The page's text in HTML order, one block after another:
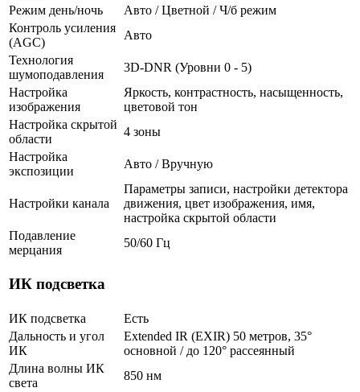
Режим день/ночь
Авто / Цветной / Ч/б режим
Контроль усиления
(AGC)
Авто
Технология
шумоподавления
3D-DNR (Уровни 0 - 5)
Настройка
изображения
Яркость, контрастность, насыщенность,
цветовой тон
Настройка скрытой
области
4 зоны
Настройка
экспозиции
Авто / Вручную
Настройки канала
Параметры записи, настройки детектора
движения, цвет изображения, имя,
настройка скрытой области
Подавление
мерцания
50/60 Гц
ИК подсветка
ИК подсветка
Есть
Дальность и угол
ИК
Extended IR (EXIR) 50 метров, 35°
основной / до 120° рассеянный
Длина волны ИК
света
850 нм